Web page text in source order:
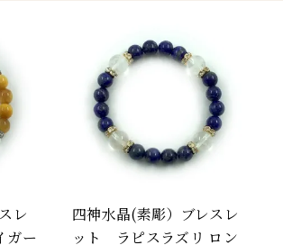
レ
ガー
四神水晶(素彫）ブレスレ
ット ラピスラズリ ロン